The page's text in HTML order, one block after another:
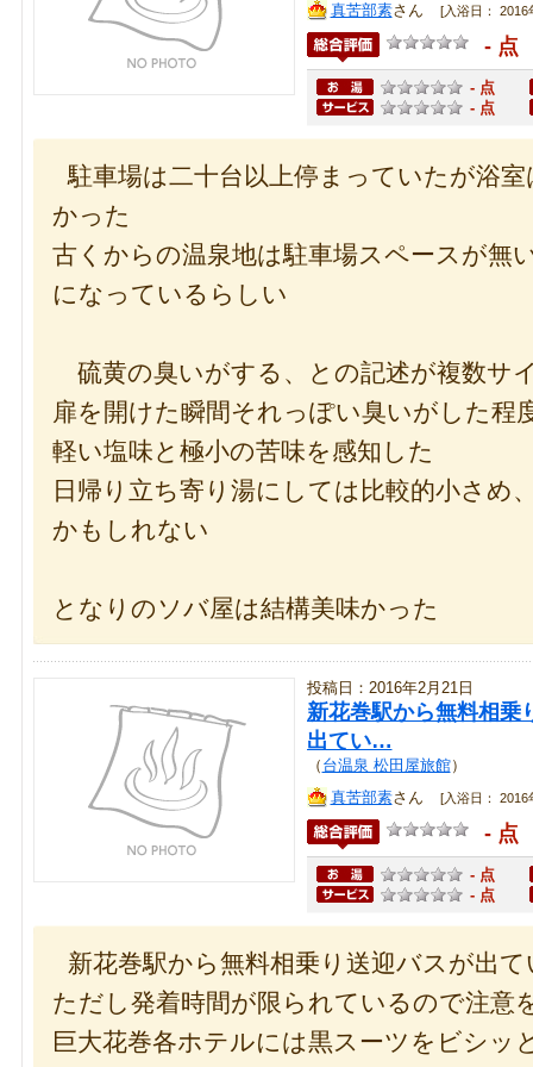
真苦部素さん [入浴日： 2016
- 点
- 点
- 点
駐車場は二十台以上停まっていたが浴
かった
古くからの温泉地は駐車場スペースが無
になっているらしい
硫黄の臭いがする、との記述が複数サ
扉を開けた瞬間それっぽい臭いがした程
軽い塩味と極小の苦味を感知した
日帰り立ち寄り湯にしては比較的小さめ
かもしれない
となりのソバ屋は結構美味かった
投稿日：2016年2月21日
新花巻駅から無料相乗
出てい…
（ 台温泉 松田屋旅館）
真苦部素さん [入浴日： 2016
- 点
- 点
- 点
新花巻駅から無料相乗り送迎バスが出て
ただし発着時間が限られているので注意
巨大花巻各ホテルには黒スーツをビシッ